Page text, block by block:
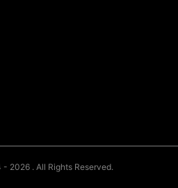
- 2026 . All Rights Reserved.